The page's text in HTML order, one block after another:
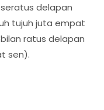
seratus delapan
tujuh juta empat
ratus delapan
sen).